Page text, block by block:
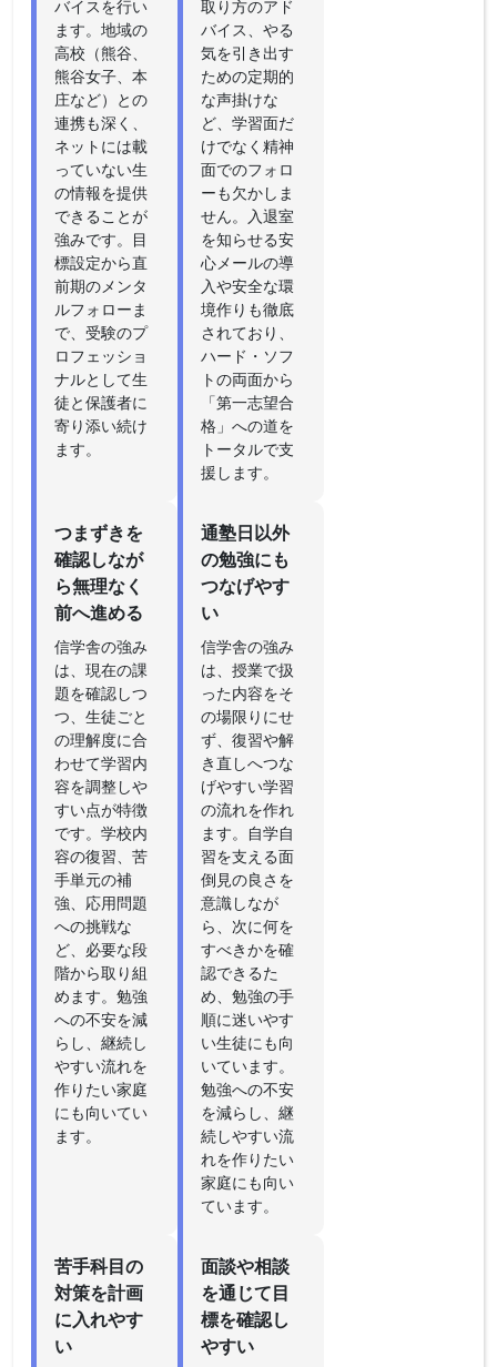
バイスを行い
ます。地域の
高校（熊谷、
熊谷女子、本
庄など）との
連携も深く、
ネットには載
っていない生
の情報を提供
できることが
強みです。目
標設定から直
前期のメンタ
ルフォローま
で、受験のプ
ロフェッショ
ナルとして生
徒と保護者に
寄り添い続け
ます。
取り方のアド
バイス、やる
気を引き出す
ための定期的
な声掛けな
ど、学習面だ
けでなく精神
面でのフォロ
ーも欠かしま
せん。入退室
を知らせる安
心メールの導
入や安全な環
境作りも徹底
されており、
ハード・ソフ
トの両面から
「第一志望合
格」への道を
トータルで支
援します。
つまずきを
確認しなが
ら無理なく
前へ進める
信学舎の強み
は、現在の課
題を確認しつ
つ、生徒ごと
の理解度に合
わせて学習内
容を調整しや
すい点が特徴
です。学校内
容の復習、苦
手単元の補
強、応用問題
への挑戦な
ど、必要な段
階から取り組
めます。勉強
への不安を減
らし、継続し
やすい流れを
作りたい家庭
にも向いてい
ます。
通塾日以外
の勉強にも
つなげやす
い
信学舎の強み
は、授業で扱
った内容をそ
の場限りにせ
ず、復習や解
き直しへつな
げやすい学習
の流れを作れ
ます。自学自
習を支える面
倒見の良さを
意識しなが
ら、次に何を
すべきかを確
認できるた
め、勉強の手
順に迷いやす
い生徒にも向
いています。
勉強への不安
を減らし、継
続しやすい流
れを作りたい
家庭にも向い
ています。
苦手科目の
対策を計画
に入れやす
い
面談や相談
を通じて目
標を確認し
やすい